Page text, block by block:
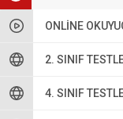
ONLINE
2. SINIF
4. SINIF